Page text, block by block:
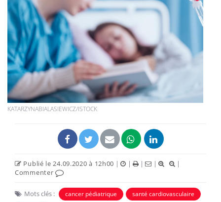
KATARZYNABIALASIEWICZ/ISTOCK
Publié le 24.09.2020 à 12h00 | | | |
|
Commenter
Mots clés : cancer pédiatrique
santé cardiovasculaire